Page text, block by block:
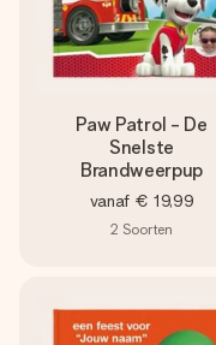
Paw Patrol - De
Snelste
Brandweerpup
vanaf € 19,99
2 Soorten